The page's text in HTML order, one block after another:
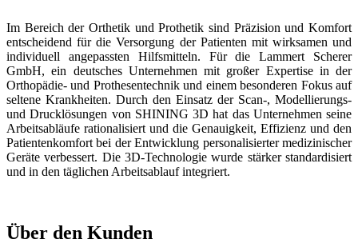
Aoralscan 3
Lab Scan
AutoScan-DS-EX Pro (H)
AutoScan-DS-EX Pro (C)
Dental 3D-Drucker
Ceramix-NanoNEU
AccuFab CEL
AccuFab L4D/K
Im Bereich der Orthetik und Prothetik sind Präzision und Komfort
entscheidend für die Versorgung der Patienten mit wirksamen und
individuell angepassten Hilfsmitteln. Für die Lammert Scherer
GmbH, ein deutsches Unternehmen mit großer Expertise in der
Orthopädie- und Prothesentechnik und einem besonderen Fokus auf
seltene Krankheiten. Durch den Einsatz der Scan-, Modellierungs-
und Drucklösungen von SHINING 3D hat das Unternehmen seine
Arbeitsabläufe rationalisiert und die Genauigkeit, Effizienz und den
Patientenkomfort bei der Entwicklung personalisierter medizinischer
Geräte verbessert. Die 3D-Technologie wurde stärker standardisiert
und in den täglichen Arbeitsablauf integriert.
Über den Kunden